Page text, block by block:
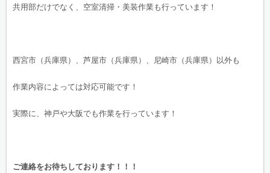
共用部だけでなく、空室清掃・美装作業も行っています！
西宮市（兵庫県）、芦屋市（兵庫県）、尼崎市（兵庫県）以外も
作業内容によっては対応可能です！
実際に、神戸や大阪でも作業を行っています！
ご連絡をお待ちしております！！！